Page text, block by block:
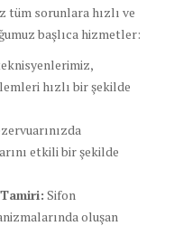
tüm sorunlara hızlı ve
başlıca hizmetler:
hızlı bir şekilde
etkili bir şekilde
Sifon
oluşan